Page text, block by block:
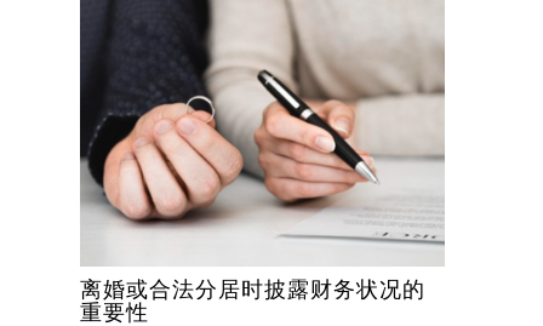
离婚或合法分居时披露财务状况的
重要性